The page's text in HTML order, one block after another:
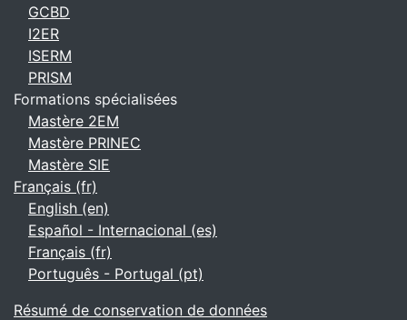
GCBD
I2ER
ISERM
PRISM
Formations spécialisées
Mastère 2EM
Mastère PRINEC
Mastère SIE
Français ‎(fr)‎
English ‎(en)‎
Español - Internacional ‎(es)‎
Français ‎(fr)‎
Português - Portugal ‎(pt)‎
Résumé de conservation de données